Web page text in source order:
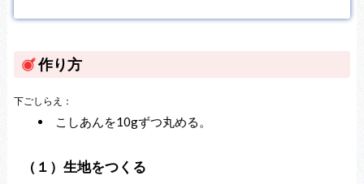
作り方
下ごしらえ：
こしあんを10gずつ丸める。
（１）生地をつくる